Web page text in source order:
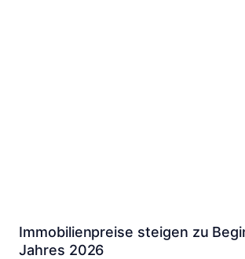
Immobilienpreise steigen zu
Jahres 2026